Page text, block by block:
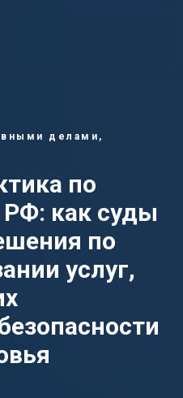
делами,
по
РФ: как суды
по
услуг,